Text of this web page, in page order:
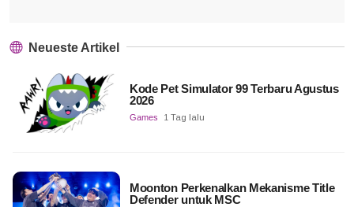
Neueste Artikel
Kode Pet Simulator 99 Terbaru Agustus
2026
Games 1 Tag lalu
Moonton Perkenalkan Mekanisme Title
Defender untuk MSC